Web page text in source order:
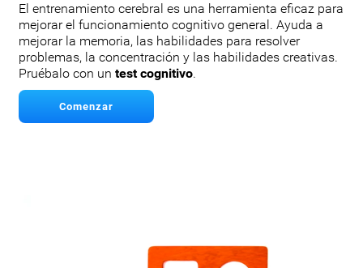
El entrenamiento cerebral es una herramienta eficaz para
mejorar el funcionamiento cognitivo general. Ayuda a
mejorar la memoria, las habilidades para resolver
problemas, la concentración y las habilidades creativas.
Pruébalo con un test cognitivo.
Comenzar